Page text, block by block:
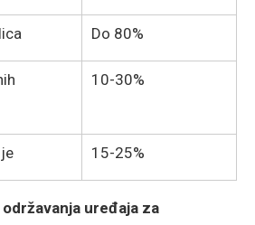
Do 80%
10-30%
15-25%
uređaja za